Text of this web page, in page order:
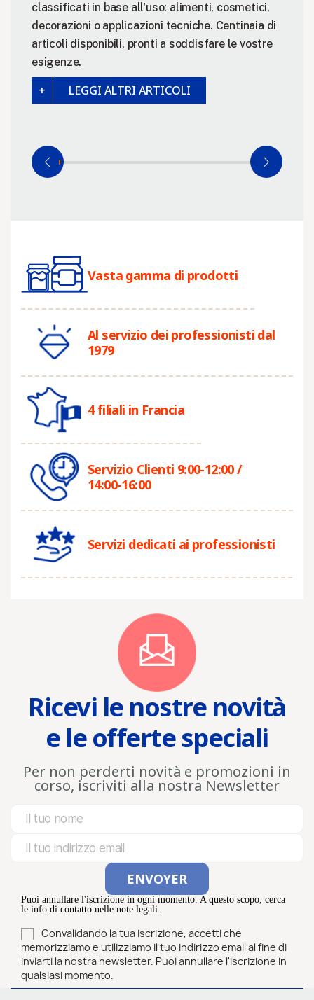
classificati in base all'uso: alimenti, cosmetici,
decorazioni o applicazioni tecniche. Centinaia di
articoli disponibili, pronti a soddisfare le vostre
esigenze.
LEGGI ALTRI ARTICOLI
Vasta gamma di prodotti
Al servizio dei professionisti dal
1979
4 filiali in Francia
Servizio Clienti 9:00-12:00 /
14:00-16:00
Servizi dedicati ai professionisti
Ricevi le nostre novità
e le offerte speciali
Per non perderti novità e promozioni in
corso, iscriviti alla nostra Newsletter
Puoi annullare l'iscrizione in ogni momento. A questo scopo, cerca
le info di contatto nelle note legali.
Convalidando la tua iscrizione, accetti che
memorizziamo e utilizziamo il tuo indirizzo email al fine di
inviarti la nostra newsletter. Puoi annullare l'iscrizione in
qualsiasi momento.